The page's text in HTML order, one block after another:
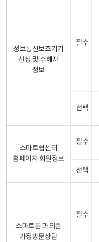
정보통신보조기기
신청 및 수혜자
정보
필수
선택
스마트쉼센터
홈페이지 회원정보
필수
선택
스마트폰 과의존
가정방문상담
필수